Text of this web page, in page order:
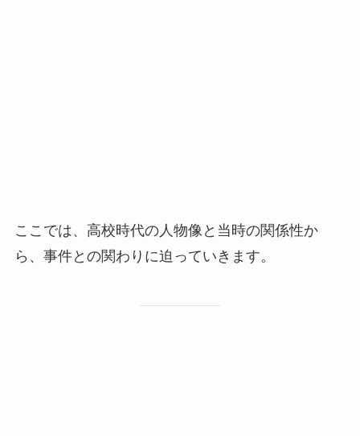
ここでは、高校時代の人物像と当時の関係性か
ら、事件との関わりに迫っていきます。